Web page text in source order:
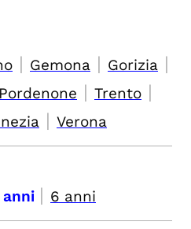
| Gemona | Gorizia |
Pordenone | Trento |
| Verona
anni | 6 anni